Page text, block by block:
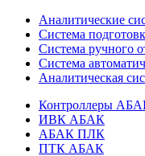
Аналитические
Система
Система ручного
Система
Аналитическая
Контроллеры
ИВК АБАК
АБАК ПЛК
ПТК АБАК